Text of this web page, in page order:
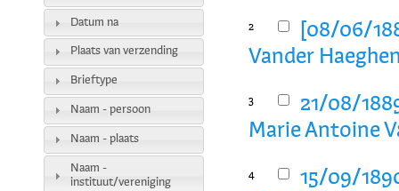
2
[08/06/
Vander
3
21/08/
Marie Antoine
4
15/09/
Datum na
Plaats van verzending
Brieftype
Naam - persoon
Naam - plaats
Naam -
instituut/vereniging